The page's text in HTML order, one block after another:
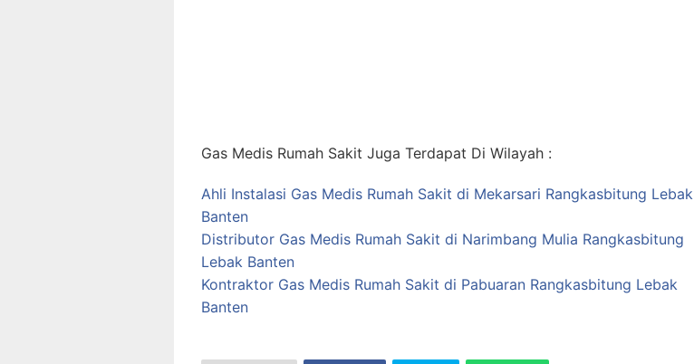
Gas Medis Rumah Sakit Juga Terdapat Di Wilayah :
Ahli Instalasi Gas Medis Rumah Sakit di Mekarsari Rangkasbitung Lebak
Banten
Distributor Gas Medis Rumah Sakit di Narimbang Mulia Rangkasbitung
Lebak Banten
Kontraktor Gas Medis Rumah Sakit di Pabuaran Rangkasbitung Lebak
Banten